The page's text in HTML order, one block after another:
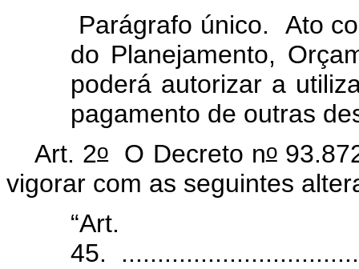
Parágrafo único. Ato
do Planejamento,
poderá autorizar a
pagamento de outras
Art. 2oO Decreto no
vigorar com as seguintes
“Art.
45.